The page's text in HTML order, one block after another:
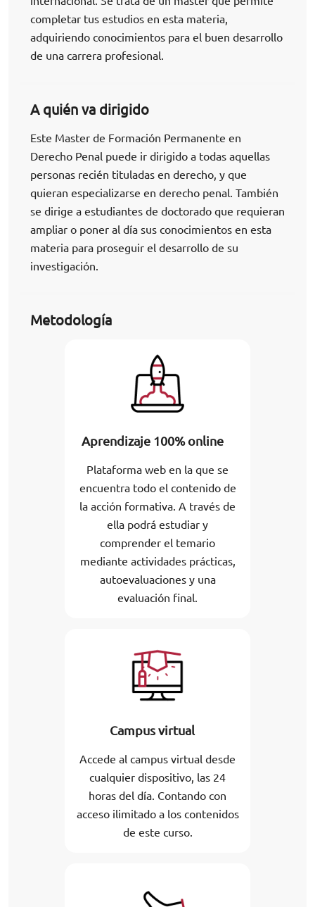
completar tus estudios en esta materia,
adquiriendo conocimientos para el buen desarrollo
de una carrera profesional.
A quién va dirigido
Este Master de Formación Permanente en
Derecho Penal puede ir dirigido a todas aquellas
personas recién tituladas en derecho, y que
quieran especializarse en derecho penal. También
se dirige a estudiantes de doctorado que requieran
ampliar o poner al día sus conocimientos en esta
materia para proseguir el desarrollo de su
investigación.
Metodología
Aprendizaje 100% online
Plataforma web en la que se
encuentra todo el contenido de
la acción formativa. A través de
ella podrá estudiar y
comprender el temario
mediante actividades prácticas,
autoevaluaciones y una
evaluación final.
Campus virtual
Accede al campus virtual desde
cualquier dispositivo, las 24
horas del día. Contando con
acceso ilimitado a los contenidos
de este curso.